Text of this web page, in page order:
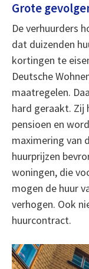
Grote
De verhuurders
dat duizenden
kortingen te
Deutsche
maatregelen.
hard geraakt. Zij
pensioen en
maximering van
huurprijzen
woningen, die
mogen de huur
verhogen. Ook
huurcontract.